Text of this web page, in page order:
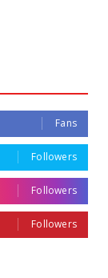
Fans
Followers
Followers
Followers